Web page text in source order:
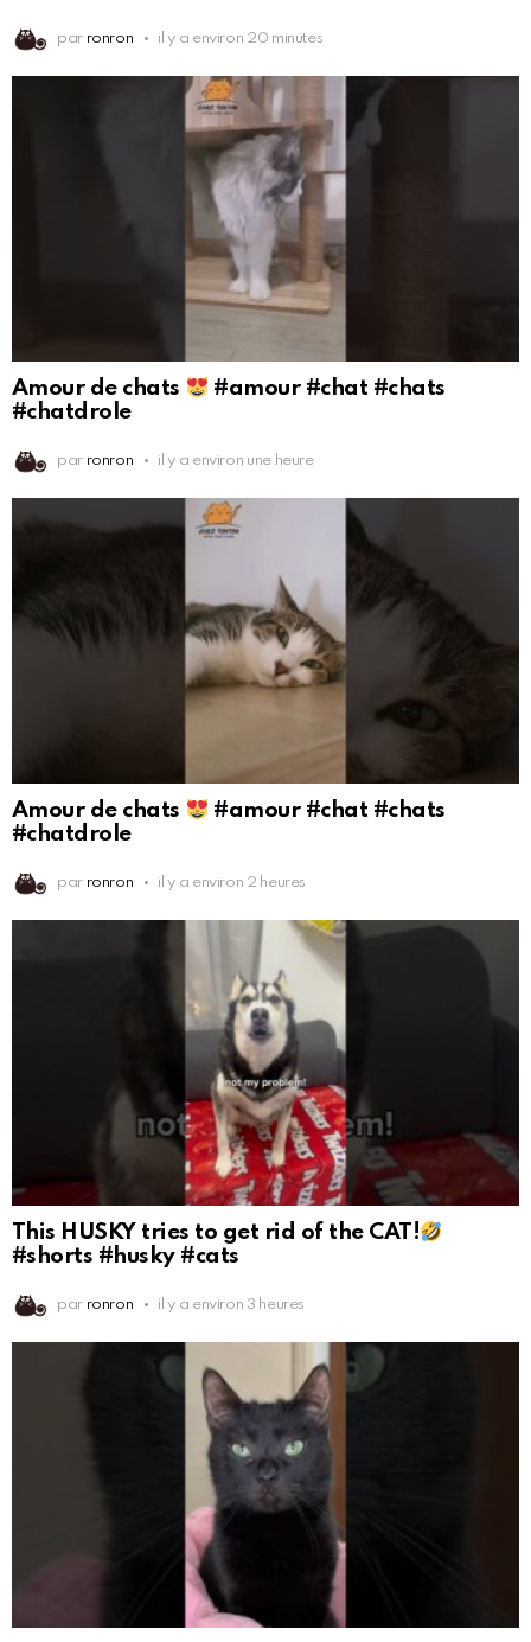
par ronron il y a environ 20 minutes
Amour de chats
#amour #chat #chats
#chatdrole
par ronron il y a environ une heure
Amour de chats
#amour #chat #chats
#chatdrole
par ronron il y a environ 2 heures
This HUSKY tries to get rid of the CAT!
#shorts #husky #cats
par ronron il y a environ 3 heures